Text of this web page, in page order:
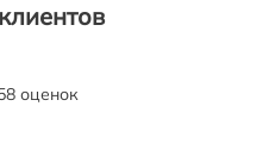
оценок